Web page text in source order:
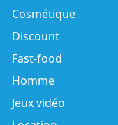
Cosmétique
Discount
Fast-food
Homme
Jeux vidéo